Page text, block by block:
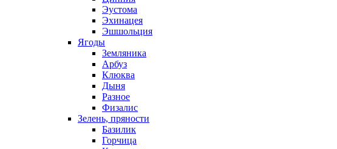
Эустома
Эхинацея
Эшшольция
Ягоды
Земляника
Арбуз
Клюква
Дыня
Разное
Физалис
Зелень, пряности
Базилик
Горчица